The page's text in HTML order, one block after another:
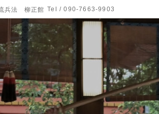
兵法 柳正館 Tel / 090-7663-9903